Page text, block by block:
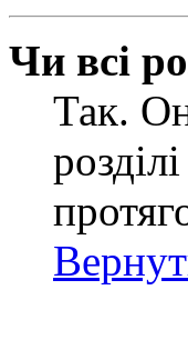
Чи всі
Так.